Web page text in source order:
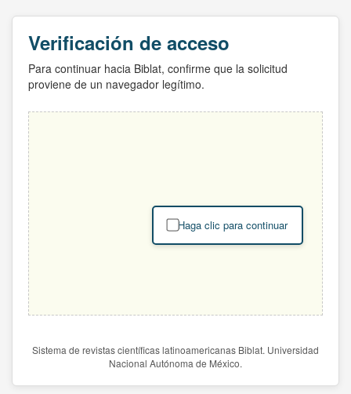
Verificación de acceso
Para continuar hacia Biblat, confirme que la solicitud
proviene de un navegador legítimo.
Haga clic para continuar
Sistema de revistas científicas latinoamericanas Biblat. Universidad
Nacional Autónoma de México.